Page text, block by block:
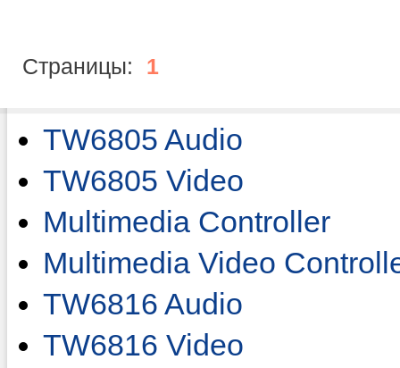
Страницы: 1
TW6805 Audio
TW6805 Video
Multimedia Controller
Multimedia Video
TW6816 Audio
TW6816 Video